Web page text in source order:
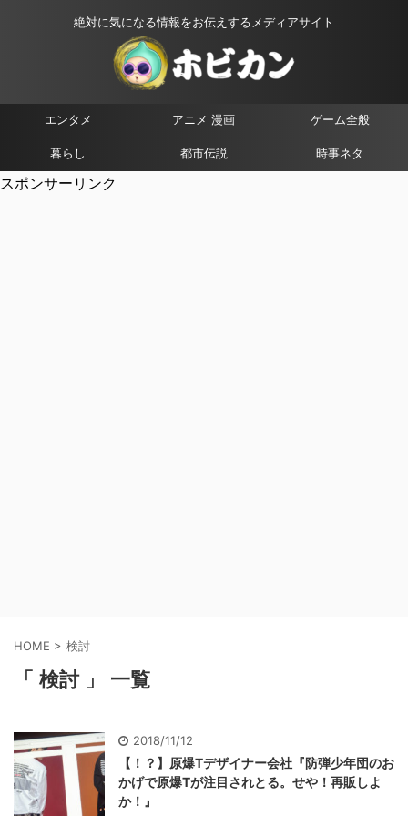
絶対に気になる情報をお伝えするメディアサイト
エンタメ アニメ 漫画 ゲーム全般
暮らし 都市伝説 時事ネタ
スポンサーリンク
HOME > 検討
「 検討 」 一覧
2018/11/12
【！？】原爆Tデザイナー会社『防弾少年団のお
かげで原爆Tが注目されとる。せや！再販しよ
か！』